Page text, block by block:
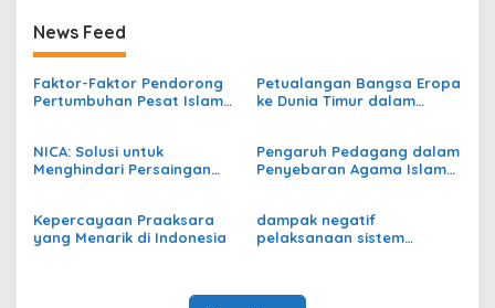
News Feed
Faktor-Faktor Pendorong
Pertumbuhan Pesat Islam
Petualangan Bangsa Eropa
ke Dunia Timur dalam
NICA: Solusi untuk
Menghindari Persaingan
Pengaruh Pedagang dalam
Penyebaran Agama Islam
Kepercayaan Praaksara
yang Menarik di Indonesia
dampak negatif
pelaksanaan sistem